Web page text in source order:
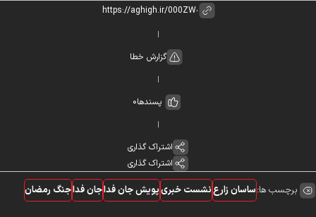
گزارش خطا
پسندها0
اشتراک گذاری
اشتراک گذاری
برچسب ها:ساسان زارعنشست خبریپویش جان فداجان فداجنگ رمضان